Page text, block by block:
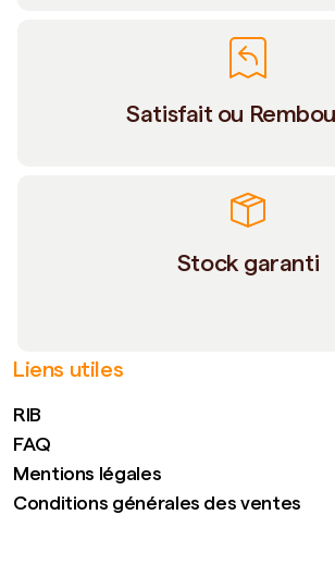
Satisfait ou
Stock garanti
Liens utiles
RIB
FAQ
Mentions légales
Conditions générales des ventes